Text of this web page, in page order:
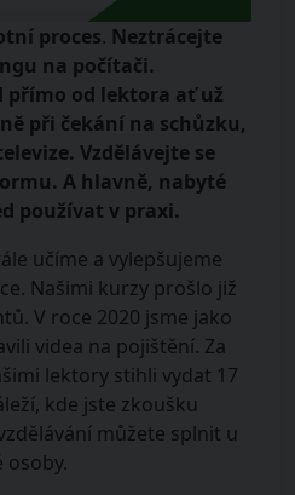
proces. Neztrácejte
na počítači.
přímo od lektora ať už
při čekání na schůzku,
Vzdělávejte se
A hlavně, nabyté
používat v praxi.
učíme a vylepšujeme
Našimi kurzy prošlo již
V roce 2020 jsme jako
videa na pojištění. Za
lektory stihli vydat 17
kde jste zkoušku
můžete splnit u
osoby.